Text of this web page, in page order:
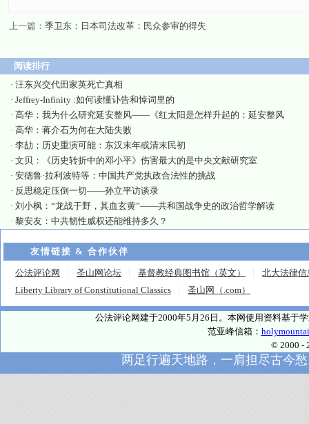
上一篇： 季卫东：日本司法改革：民众参审的得失
阅读排行
· 汪东兴交代田家英死亡真相
· Jeffrey-Infinity :如何读懂讣告和悼词里的
· 高华：我为什么研究延安整风——《红太阳是怎样升起的：延安整风
· 高华：蒋介石为何在大陆失败
· 李劼；历史重演可能：东汉末年或清末民初
· 文贝：《历史转折中的邓小平》伤害最大的是中央文献研究室
· 安德鲁·拉利波特等：中国共产党执政合法性的挑战
· 反思稳定压倒一切——孙立平访谈录
· 刘小枫：“龙战于野，其血玄黄”——共和国战争史的政治哲学解读
· 黎安友：中共韧性威权还能维持多久？
友情链接 & 合作伙伴
公法评论网 圣山网论坛 基督教经典图书馆（英文）
北大法律信
Liberty Library of Constitutional Classics
圣山网（.com）
公法评论网建于2000年5月26日。本网使用资料基于
范亚峰信箱：
© 2000 -
两足行遍天地路，一肩担尽古今